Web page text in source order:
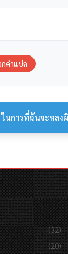
คำแปล
นการที่ฉันจะหลง
(32)
(20)